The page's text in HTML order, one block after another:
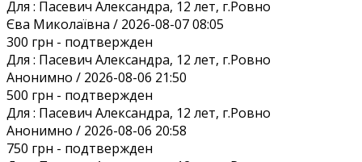
Для : Пасевич Александра, 12 лет, г.Ровно
Єва Миколаївна / 2026-08-07 08:05
300 грн - подтвержден
Для : Пасевич Александра, 12 лет, г.Ровно
Анонимно / 2026-08-06 21:50
500 грн - подтвержден
Для : Пасевич Александра, 12 лет, г.Ровно
Анонимно / 2026-08-06 20:58
750 грн - подтвержден